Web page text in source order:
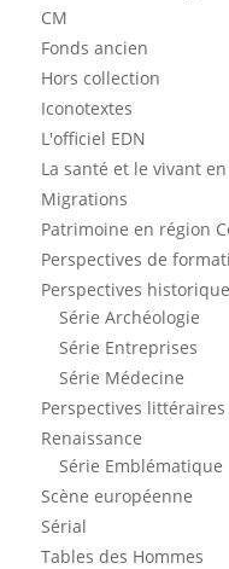
CM
Fonds ancien
Hors collection
Iconotextes
L'officiel EDN
La santé et le vivant
Migrations
Patrimoine en région
Perspectives de
Perspectives
Série Archéologie
Série Entreprises
Série Médecine
Perspectives littéraires
Renaissance
Série Emblématique
Scène européenne
Sérial
Tables des Hommes